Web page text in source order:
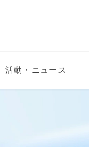
活動・ニュース